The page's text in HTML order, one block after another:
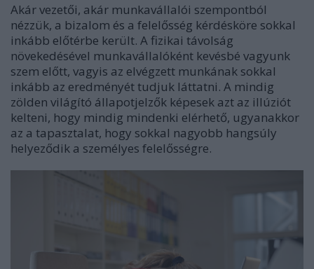
Akár vezetői, akár munkavállalói szempontból
nézzük, a bizalom és a felelősség kérdésköre sokkal
inkább előtérbe került. A fizikai távolság
növekedésével munkavállalóként kevésbé vagyunk
szem előtt, vagyis az elvégzett munkának sokkal
inkább az eredményét tudjuk láttatni. A mindig
zölden világító állapotjelzők képesek azt az illúziót
kelteni, hogy mindig mindenki elérhető, ugyanakkor
az a tapasztalat, hogy sokkal nagyobb hangsúly
helyeződik a személyes felelősségre.